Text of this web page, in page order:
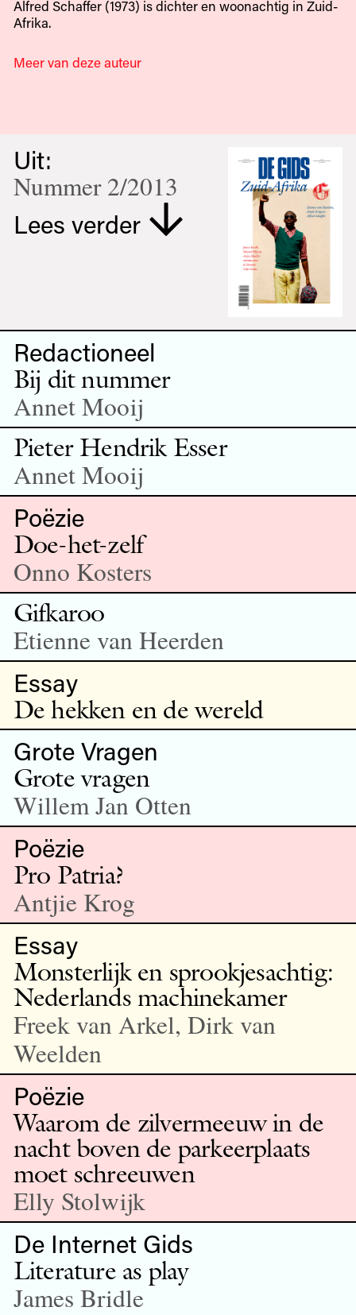
Alfred Schaffer (1973) is dichter en woonachtig in Zuid-
Afrika.
Meer van deze auteur
Uit:
Nummer 2/2013
Lees verder
Redactioneel
Bij dit nummer
Annet Mooij
Pieter Hendrik Esser
Annet Mooij
Poëzie
Doe-het-zelf
Onno Kosters
Gifkaroo
Etienne van Heerden
Essay
De hekken en de wereld
Grote Vragen
Grote vragen
Willem Jan Otten
Poëzie
Pro Patria?
Antjie Krog
Essay
Monsterlijk en sprookjesachtig:
Nederlands machinekamer
Freek van Arkel, Dirk van
Weelden
Poëzie
Waarom de zilvermeeuw in de
nacht boven de parkeerplaats
moet schreeuwen
Elly Stolwijk
De Internet Gids
Literature as play
James Bridle